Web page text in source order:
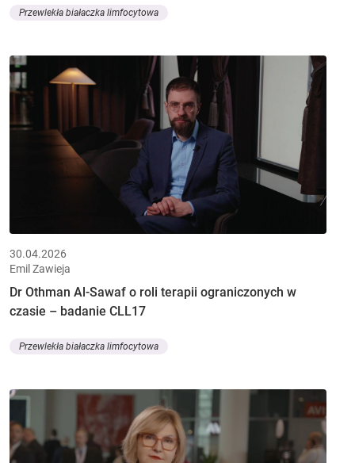
Przewlekła białaczka limfocytowa
30.04.2026
Emil Zawieja
Dr Othman Al-Sawaf o roli terapii ograniczonych w
czasie – badanie CLL17
Przewlekła białaczka limfocytowa